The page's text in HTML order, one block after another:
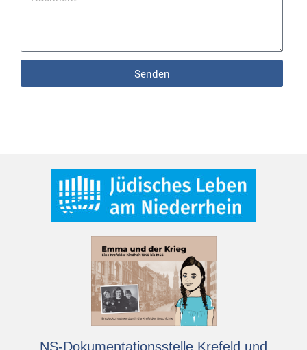
Senden
NS-Dokumentationsstelle Krefeld und